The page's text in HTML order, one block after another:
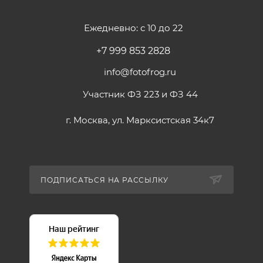
Ежедневно: с 10 до 22
+7 999 853 2828
info@fotofrog.ru
Участник ФЗ 223 и ФЗ 44
г. Москва, ул. Марксистская 34к7
ПОДПИСАТЬСЯ НА РАССЫЛКУ